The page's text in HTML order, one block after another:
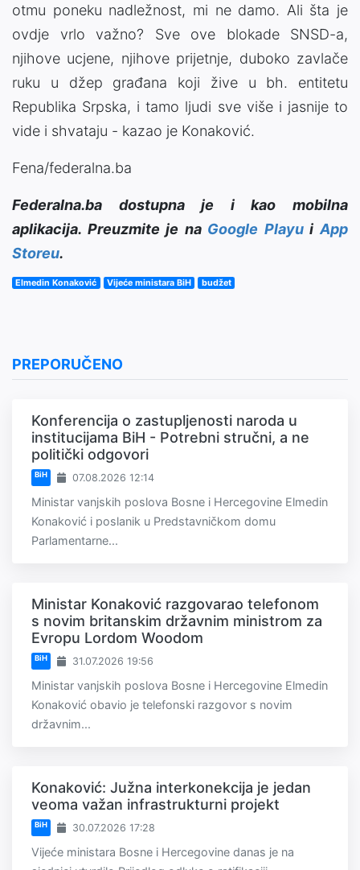
otmu poneku nadležnost, mi ne damo. Ali šta je
ovdje vrlo važno? Sve ove blokade SNSD-a,
njihove ucjene, njihove prijetnje, duboko zavlače
ruku u džep građana koji žive u bh. entitetu
Republika Srpska, i tamo ljudi sve više i jasnije to
vide i shvataju - kazao je Konaković.
Fena/federalna.ba
Federalna.ba dostupna je i kao mobilna
aplikacija. Preuzmite je na Google PlayuiApp
Storeu.
Elmedin Konaković Vijeće ministara BiH budžet
PREPORUČENO
Konferencija o zastupljenosti naroda u
institucijama BiH - Potrebni stručni, a ne
politički odgovori
BiH 07.08.2026 12:14
Ministar vanjskih poslova Bosne i Hercegovine Elmedin
Konaković i poslanik u Predstavničkom domu
Parlamentarne...
Ministar Konaković razgovarao telefonom
s novim britanskim državnim ministrom za
Evropu Lordom Woodom
BiH 31.07.2026 19:56
Ministar vanjskih poslova Bosne i Hercegovine Elmedin
Konaković obavio je telefonski razgovor s novim
državnim...
Konaković: Južna interkonekcija je jedan
veoma važan infrastrukturni projekt
BiH 30.07.2026 17:28
Vijeće ministara Bosne i Hercegovine danas je na